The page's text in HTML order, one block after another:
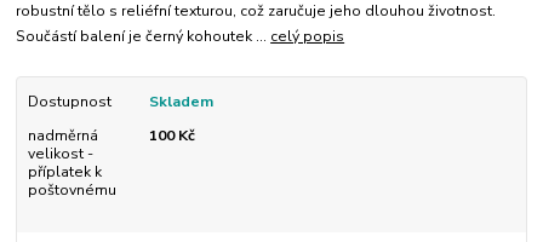
robustní tělo s reliéfní texturou, což zaručuje jeho dlouhou životnost.
Součástí balení je černý kohoutek ... celý popis
Dostupnost
Skladem
nadměrná
velikost -
příplatek k
poštovnému
100 Kč